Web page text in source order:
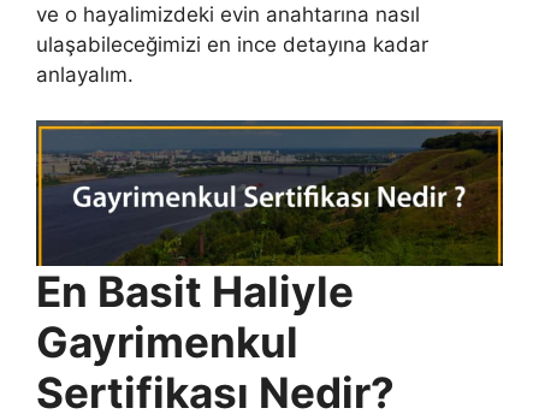
ve o hayalimizdeki evin anahtarına nasıl
ulaşabileceğimizi en ince detayına kadar
anlayalım.
En Basit Haliyle
Gayrimenkul
Sertifikası Nedir?